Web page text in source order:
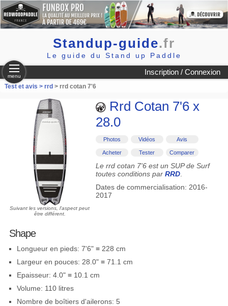
Standup-guide.fr
Le guide du Stand up Paddle
Inscription / Connexion
menu
Test et avis > rrd > rrd cotan 7'6
Suivant les versions, l'aspect peut
être différent.
Rrd Cotan 7'6 x
28.0
Photos Vidéos Avis
Acheter Tester Comparer
Le rrd cotan 7'6 est un SUP de Surf
toutes conditions par RRD.
Dates de commercialisation: 2016-
2017
Shape
Longueur en pieds: 7'6" ≡ 228 cm
Largeur en pouces: 28.0" ≡ 71.1 cm
Epaisseur: 4.0" ≡ 10.1 cm
Volume: 110 litres
Nombre de boîtiers d'ailerons: 5